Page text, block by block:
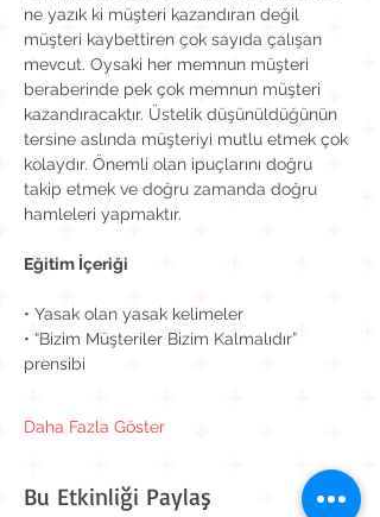
ne yazık ki müşteri kazandıran değil
müşteri kaybettiren çok sayıda çalışan
mevcut. Oysaki her memnun müşteri
beraberinde pek çok memnun müşteri
kazandıracaktır. Üstelik düşünüldüğünün
tersine aslında müşteriyi mutlu etmek çok
kolaydır. Önemli olan ipuçlarını doğru
takip etmek ve doğru zamanda doğru
hamleleri yapmaktır.
Eğitim İçeriği
• Yasak olan yasak kelimeler
• “Bizim Müşteriler Bizim Kalmalıdır”
prensibi
Daha Fazla Göster
Bu Etkinliği Paylaş